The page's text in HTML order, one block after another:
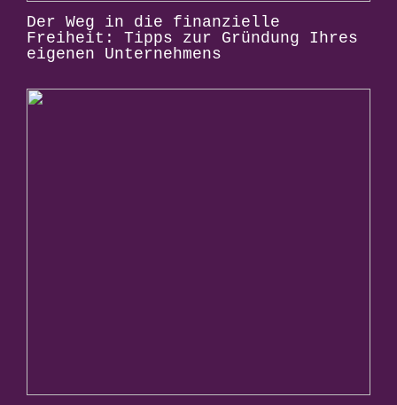
Der Weg in die finanzielle
Freiheit: Tipps zur Gründung Ihres
eigenen Unternehmens